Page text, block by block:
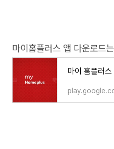
마이홈플러스 앱 다운로드
마이 홈플러